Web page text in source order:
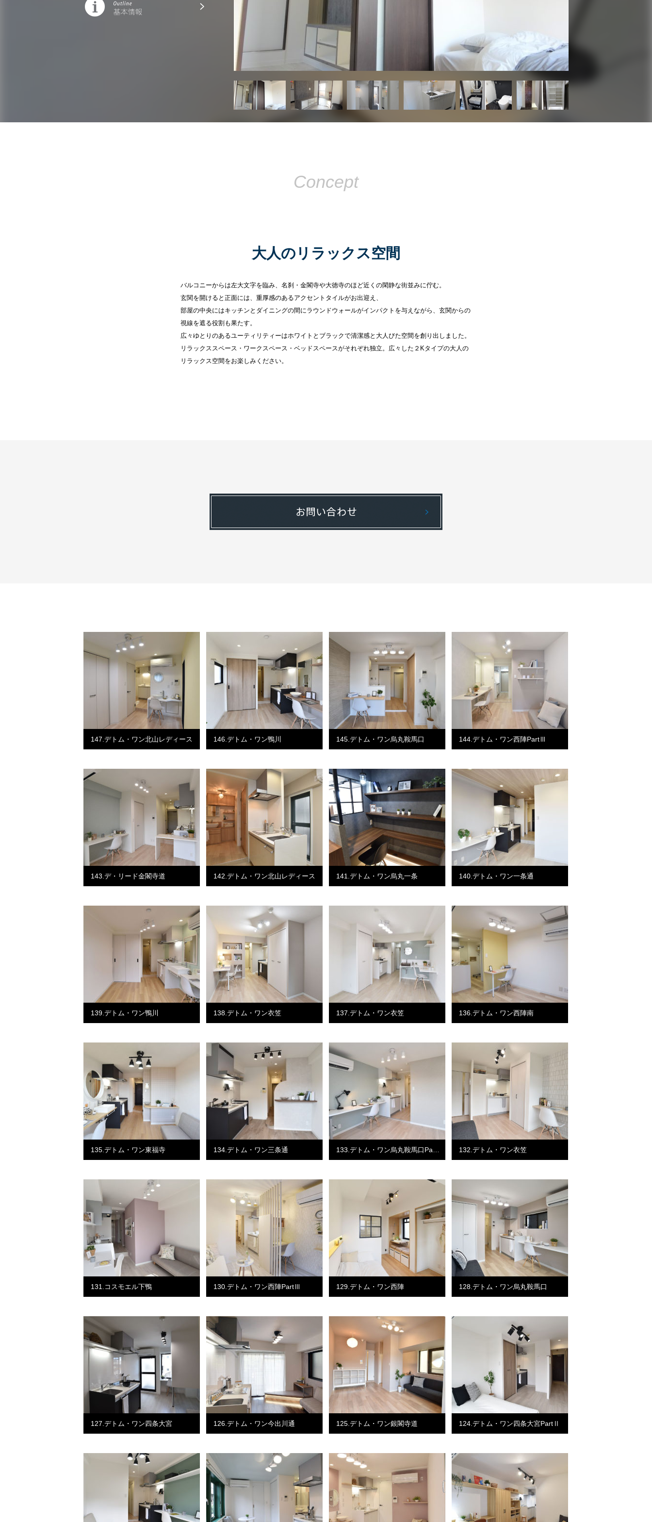
Concept
大人のリラックス空間
バルコニーからは左大文字を臨み、名刹・金閣寺や大徳寺のほど近くの閑静な街並みに佇む。
玄関を開けると正面には、重厚感のあるアクセントタイルがお出迎え、
部屋の中央にはキッチンとダイニングの間にラウンドウォールがインパクトを与えながら、玄関からの
視線を遮る役割も果たす。
広々ゆとりのあるユーティリティーはホワイトとブラックで清潔感と大人びた空間を創り出しました。
リラックススペース・ワークスペース・ベッドスペースがそれぞれ独立。広々した２Kタイプの大人の
リラックス空間をお楽しみください。
147.デトム・ワン北山レディース 146.デトム・ワン鴨川 145.デトム・ワン烏丸鞍馬口 144.デトム・ワン西陣PartⅢ
143.デ・リード金閣寺道 142.デトム・ワン北山レディース 141.デトム・ワン烏丸一条 140.デトム・ワン一条通
139.デトム・ワン鴨川 138.デトム・ワン衣笠 137.デトム・ワン衣笠 136.デトム・ワン西陣南
135.デトム・ワン東福寺 134.デトム・ワン三条通 133.デトム・ワン烏丸鞍馬口Pa… 132.デトム・ワン衣笠
131.コスモエル下鴨 130.デトム・ワン西陣PartⅢ 129.デトム・ワン西陣 128.デトム・ワン烏丸鞍馬口
127.デトム・ワン四条大宮 126.デトム・ワン今出川通 125.デトム・ワン銀閣寺道 124.デトム・ワン四条大宮PartⅡ